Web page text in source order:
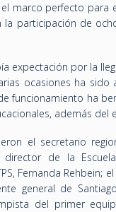
el marco perfecto
la participación de
expectación por la
ocasiones ha
funcionamiento ha
además
el secretario
director de la
Fernanda Rehbein;
general de
del primer